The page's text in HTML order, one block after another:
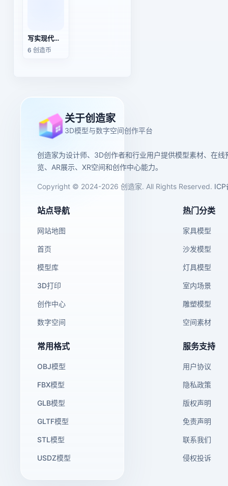
写实现代都市女性3D角色模型坐姿紫色吊带裙少女
6 创造币
关于创造家
3D模型与数字空间创作平台
创造家为设计师、3D创作者和行业用户提供模型素材、在线
览、AR展示、XR空间和创作中心能力。
Copyright © 2024-2026 创造家. All Rights Reserved. ICP
站点导航
网站地图
首页
模型库
3D打印
创作中心
数字空间
热门分类
家具模型
沙发模型
灯具模型
室内场景
雕塑模型
空间素材
常用格式
OBJ模型
FBX模型
GLB模型
GLTF模型
STL模型
USDZ模型
服务支持
用户协议
隐私政策
版权声明
免责声明
联系我们
侵权投诉